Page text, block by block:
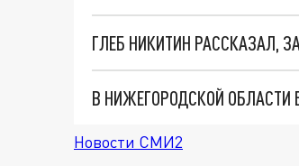
ГЛЕБ НИКИТИН РАССКАЗАЛ,
Новости СМИ2